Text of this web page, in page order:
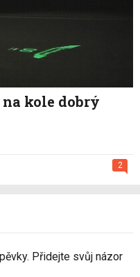
na kole dobrý
2
Přidejte svůj názor